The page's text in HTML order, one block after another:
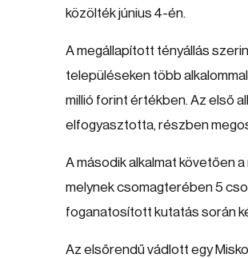
közölték június 4-én.
A megállapított tényállás
településeken több
millió forint értékben. Az első
elfogyasztotta, részben
A második alkalmat követően
melynek csomagterében 5
foganatosított kutatás során
Az elsőrendű vádlott egy